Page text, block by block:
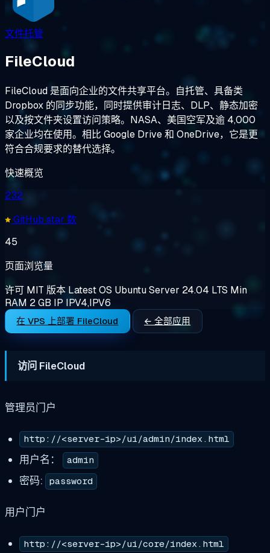
文件托管
FileCloud
FileCloud 是面向企业的文件共享平台。自托管、具备类
Dropbox 的同步功能，同时提供审计日志、DLP、静态加密
以及按文件夹设置访问策略。NASA、美国空军及逾 4,000
家企业均在使用。相比 Google Drive 和 OneDrive，它是更
符合合规要求的替代选择。
快速概览
232
GitHub star 数
45
页面浏览量
许可 MIT 版本 LatestOS Ubuntu Server 24.04 LTS Min
RAM 2 GB IP IPV4,IPV6
在 VPS 上部署 FileCloud ← 全部应用
访问 FileCloud
管理员门户
http://<server-ip>/ui/admin/index.html
用户名： admin
密码: password
用户门户
http://<server-ip>/ui/core/index.html